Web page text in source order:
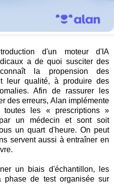
d'un moteur d'IA
a de quoi susciter des
la propension des
leur qualité, à produire des
Afin de rassurer les
des erreurs, Alan implémente
toutes les « prescriptions »
un médecin et sont soit
un quart d'heure. On peut
servent aussi à entraîner en
un biais d'échantillon, les
phase de test organisée sur